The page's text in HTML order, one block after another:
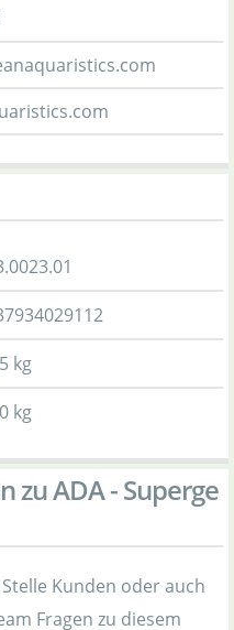
kg
kg
zu ADA - Superge
Kunden oder auch
Fragen zu diesem